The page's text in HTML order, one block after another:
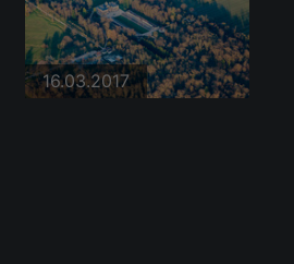
16.03.2017